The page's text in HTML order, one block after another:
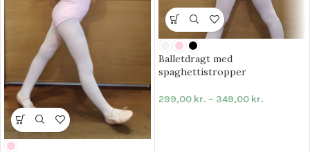
Balletdragt med
spaghettistropper
299,00 kr. – 349,00 kr.